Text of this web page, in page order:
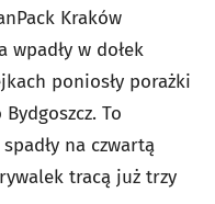
Kraków
wpadły w dołek
poniosły porażki
To
na czwartą
tracą już trzy